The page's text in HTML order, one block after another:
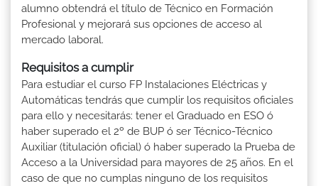
alumno obtendrá el título de Técnico en Formación
Profesional y mejorará sus opciones de acceso al
mercado laboral.
Requisitos a cumplir
Para estudiar el curso FP Instalaciones Eléctricas y
Automáticas tendrás que cumplir los requisitos oficiales
para ello y necesitarás: tener el Graduado en ESO ó
haber superado el 2º de BUP ó ser Técnico-Técnico
Auxiliar (titulación oficial) ó haber superado la Prueba de
Acceso a la Universidad para mayores de 25 años. En el
caso de que no cumplas ninguno de los requisitos